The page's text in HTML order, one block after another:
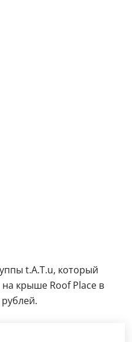
t.A.T.u, который
крыше Roof Place в